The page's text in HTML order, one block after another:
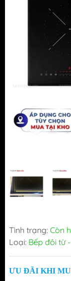
Tình trạng: Còn
Loại: Bếp đôi từ
ƯU ĐÃI KHI